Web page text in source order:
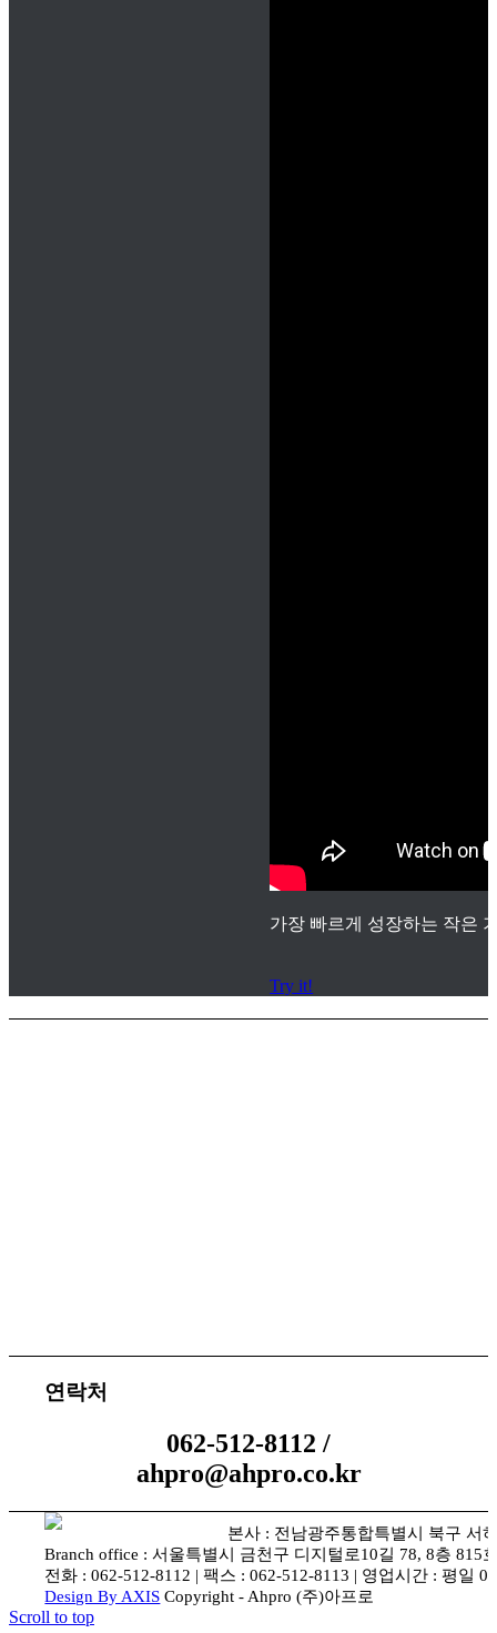
가장 빠르게 성장하는 작은
Try it!
연락처
062-512-8112 /
ahpro@ahpro.co.kr
본사 : 전남광주통합특별시 북구 서
Branch office : 서울특별시 금천구 디지털로10길 78, 8층 815
전화 : 062-512-8112 | 팩스 : 062-512-8113 | 영업시간 : 평일
Design By AXIS Copyright - Ahpro (주)아프로
Scroll to top